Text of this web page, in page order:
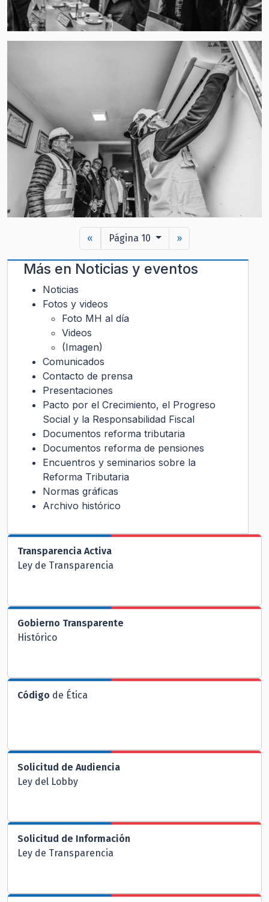
« Página 10 »
Más en Noticias y eventos
Noticias
Fotos y videos
Foto MH al día
Videos
(Imagen)
Comunicados
Contacto de prensa
Presentaciones
Pacto por el Crecimiento, el Progreso
Social y la Responsabilidad Fiscal
Documentos reforma tributaria
Documentos reforma de pensiones
Encuentros y seminarios sobre la
Reforma Tributaria
Normas gráficas
Archivo histórico
Transparencia Activa
Ley de Transparencia
Gobierno Transparente
Histórico
Código de Ética
Solicitud de Audiencia
Ley del Lobby
Solicitud de Información
Ley de Transparencia